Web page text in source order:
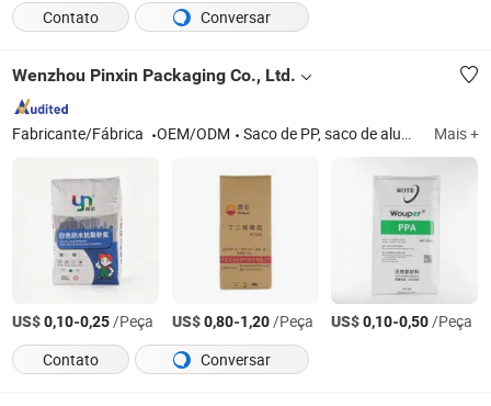
Contato
Conversar
Wenzhou Pinxin Packaging Co., Ltd.
Fabricante/Fábrica OEM/ODM Saco de PP, saco de alumínio Mais +
US$0,10-0,25/Peça US$0,80-1,20/Peça US$0,10-0,50/Peça
Contato
Conversar